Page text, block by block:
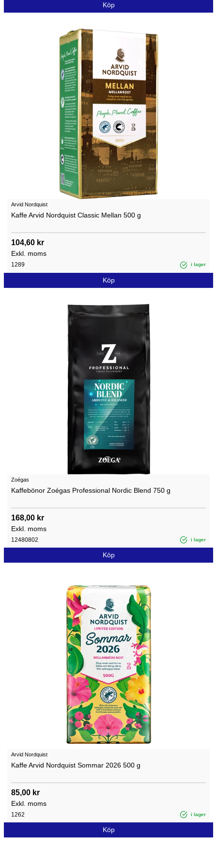
Köp
Arvid Nordquist
Kaffe Arvid Nordquist Classic Mellan 500 g
104,60 kr
Exkl. moms
1289 i lager
Köp
Zoégas
Kaffebönor Zoégas Professional Nordic Blend 750 g
168,00 kr
Exkl. moms
12480802 i lager
Köp
Arvid Nordquist
Kaffe Arvid Nordquist Sommar 2026 500 g
85,00 kr
Exkl. moms
1262 i lager
Köp